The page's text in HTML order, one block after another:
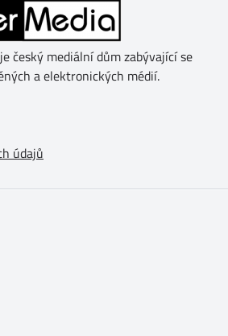
český mediální dům zabývající se
a elektronických médií.
údajů